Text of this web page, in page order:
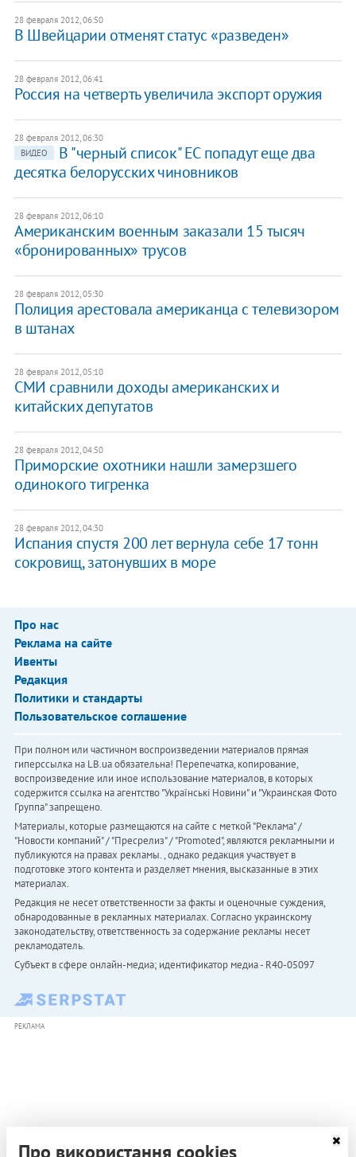
28 февраля 2012, 06:50
В Швейцарии отменят статус «разведен»
28 февраля 2012, 06:41
Россия на четверть увеличила экспорт оружия
28 февраля 2012, 06:30
ВИДЕО
В "черный список" ЕС попадут еще два
десятка белорусских чиновников
28 февраля 2012, 06:10
Американским военным заказали 15 тысяч
«бронированных» трусов
28 февраля 2012, 05:30
Полиция арестовала американца с телевизором
в штанах
28 февраля 2012, 05:10
СМИ сравнили доходы американских и
китайских депутатов
28 февраля 2012, 04:50
Приморские охотники нашли замерзшего
одинокого тигренка
28 февраля 2012, 04:30
Испания спустя 200 лет вернула себе 17 тонн
сокровищ, затонувших в море
Про нас
Реклама на сайте
Ивенты
Редакция
Политики и стандарты
Пользовательское соглашение
При полном или частичном воспроизведении материалов прямая
гиперссылка на LB.ua обязательна! Перепечатка, копирование,
воспроизведение или иное использование материалов, в которых
содержится ссылка на агентство "Українськi Новини" и "Украинская Фото
Группа" запрещено.
Материалы, которые размещаются на сайте с меткой "Реклама" /
"Новости компаний" / "Пресрелиз" / "Promoted", являются рекламными и
публикуются на правах рекламы. , однако редакция участвует в
подготовке этого контента и разделяет мнения, высказанные в этих
материалах.
Редакция не несет ответственности за факты и оценочные суждения,
обнародованные в рекламных материалах. Согласно украинскому
законодательству, ответственность за содержание рекламы несет
рекламодатель.
Субъект в сфере онлайн-медиа; идентификатор медиа - R40-05097
РЕКЛАМА
Про використання cookies